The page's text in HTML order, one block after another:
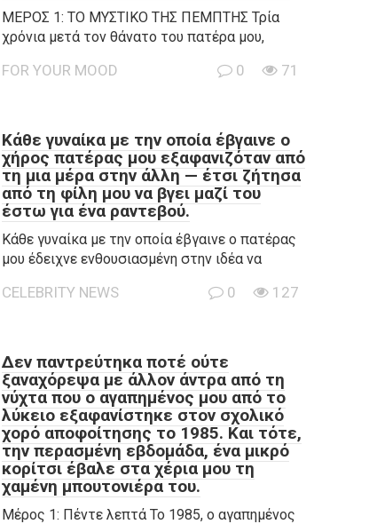
ΜΕΡΟΣ 1: ΤΟ ΜΥΣΤΙΚΟ ΤΗΣ ΠΕΜΠΤΗΣ Τρία
χρόνια μετά τον θάνατο του πατέρα μου,
FOR YOUR MOOD 0 71
Κάθε γυναίκα με την οποία έβγαινε ο
χήρος πατέρας μου εξαφανιζόταν από
τη μια μέρα στην άλλη — έτσι ζήτησα
από τη φίλη μου να βγει μαζί του
έστω για ένα ραντεβού.
Κάθε γυναίκα με την οποία έβγαινε ο πατέρας
μου έδειχνε ενθουσιασμένη στην ιδέα να
CELEBRITY NEWS 0 127
Δεν παντρεύτηκα ποτέ ούτε
ξαναχόρεψα με άλλον άντρα από τη
νύχτα που ο αγαπημένος μου από το
λύκειο εξαφανίστηκε στον σχολικό
χορό αποφοίτησης το 1985. Και τότε,
την περασμένη εβδομάδα, ένα μικρό
κορίτσι έβαλε στα χέρια μου τη
χαμένη μπουτονιέρα του.
Μέρος 1: Πέντε λεπτά Το 1985, ο αγαπημένος